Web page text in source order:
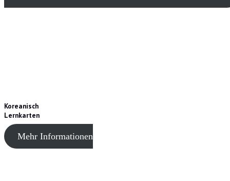
Koreanisch
Lernkarten
Mehr Informationen